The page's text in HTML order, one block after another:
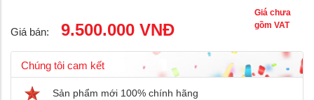
Giá bán: 9.500.000 VNĐ
Giá chưa
gồm VAT
Chúng tôi cam kết
Sản phẩm mới 100% chính hãng